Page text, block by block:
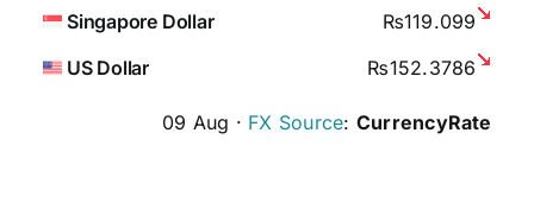
Singapore Dollar
₨119.099
US Dollar
₨152.3786
09 Aug · FX Source: CurrencyRate